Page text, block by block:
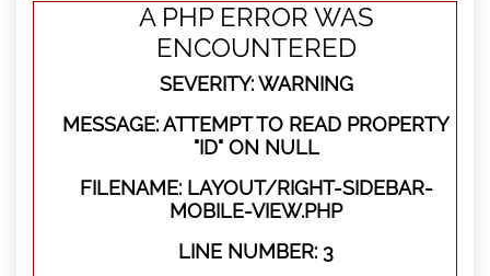
A PHP ERROR WAS
ENCOUNTERED
SEVERITY: WARNING
MESSAGE: ATTEMPT TO READ PROPERTY
"ID" ON NULL
FILENAME: LAYOUT/RIGHT-SIDEBAR-
MOBILE-VIEW.PHP
LINE NUMBER: 3